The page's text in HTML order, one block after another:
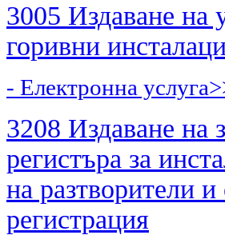
3005 Издаване на
горивни
- Електронна
3208 Издаване на
регистъра за
на разтворители и
регистрация